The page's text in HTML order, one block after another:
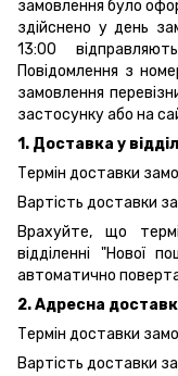
замовлення було
здійснено у день
13:00
Повідомлення з
замовлення
застосунку або на
1. Доставка у
Термін доставки
Вартість доставки
Врахуйте, що
відділенні "Нової
автоматично
2. Адресна
Термін доставки
Вартість доставки